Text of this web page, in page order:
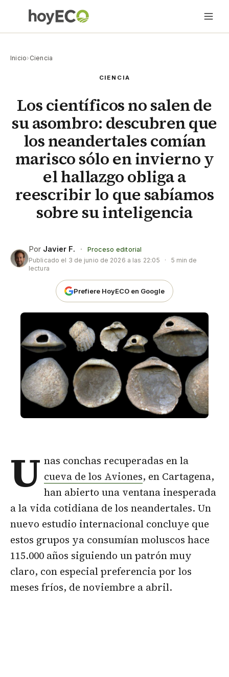
Inicio› Ciencia
CIENCIA
Los científicos no salen de
su asombro: descubren que
los neandertales comían
marisco sólo en invierno y
el hallazgo obliga a
reescribir lo que sabíamos
sobre su inteligencia
Por Javier F. ·
Proceso editorial
Publicado el 3 de junio de 2026 a las 22:05 ·
5 min de
lectura
Prefiere HoyECO en Google
U nas conchas recuperadas en la
cueva de los Aviones, en Cartagena,
han abierto una ventana inesperada
a la vida cotidiana de los neandertales. Un
nuevo estudio internacional concluye que
estos grupos ya consumían moluscos hace
115.000 años siguiendo un patrón muy
claro, con especial preferencia por los
meses fríos, de noviembre a abril.